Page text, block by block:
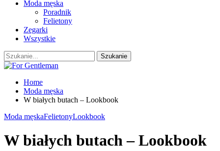
Moda męska
Poradnik
Felietony
Zegarki
Wszystkie
Home
Moda męska
W białych butach – Lookbook
Moda męskaFelietonyLookbook
W białych butach – Lookbook